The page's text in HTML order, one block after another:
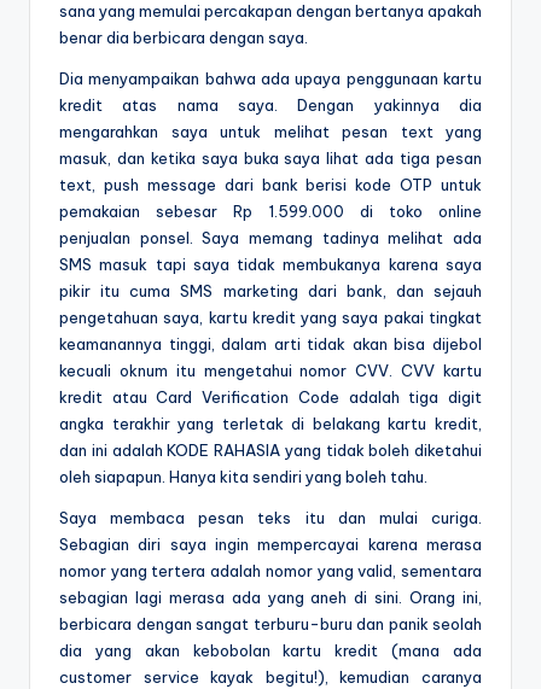
sana yang memulai percakapan dengan bertanya apakah
benar dia berbicara dengan saya.
Dia menyampaikan bahwa ada upaya penggunaan kartu
kredit atas nama saya. Dengan yakinnya dia
mengarahkan saya untuk melihat pesan text yang
masuk, dan ketika saya buka saya lihat ada tiga pesan
text, push message dari bank berisi kode OTP untuk
pemakaian sebesar Rp 1.599.000 di toko online
penjualan ponsel. Saya memang tadinya melihat ada
SMS masuk tapi saya tidak membukanya karena saya
pikir itu cuma SMS marketing dari bank, dan sejauh
pengetahuan saya, kartu kredit yang saya pakai tingkat
keamanannya tinggi, dalam arti tidak akan bisa dijebol
kecuali oknum itu mengetahui nomor CVV. CVV kartu
kredit atau Card Verification Code adalah tiga digit
angka terakhir yang terletak di belakang kartu kredit,
dan ini adalah KODE RAHASIA yang tidak boleh diketahui
oleh siapapun. Hanya kita sendiri yang boleh tahu.
Saya membaca pesan teks itu dan mulai curiga.
Sebagian diri saya ingin mempercayai karena merasa
nomor yang tertera adalah nomor yang valid, sementara
sebagian lagi merasa ada yang aneh di sini. Orang ini,
berbicara dengan sangat terburu-buru dan panik seolah
dia yang akan kebobolan kartu kredit (mana ada
customer service kayak begitu!), kemudian caranya